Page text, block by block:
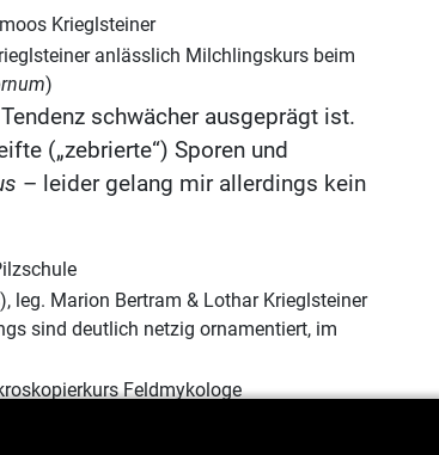
anlässlich Milchlingskurs beim
)
schwächer ausgeprägt ist.
(„zebrierte“) Sporen und
– leider gelang mir allerdings kein
leg. Marion Bertram & Lothar Krieglsteiner
sind deutlich netzig ornamentiert, im